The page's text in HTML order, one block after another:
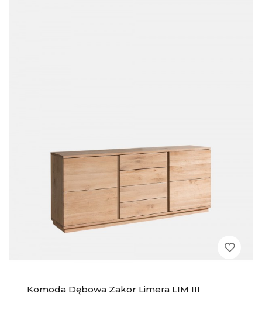
Komoda Dębowa Zakor Limera LIM III